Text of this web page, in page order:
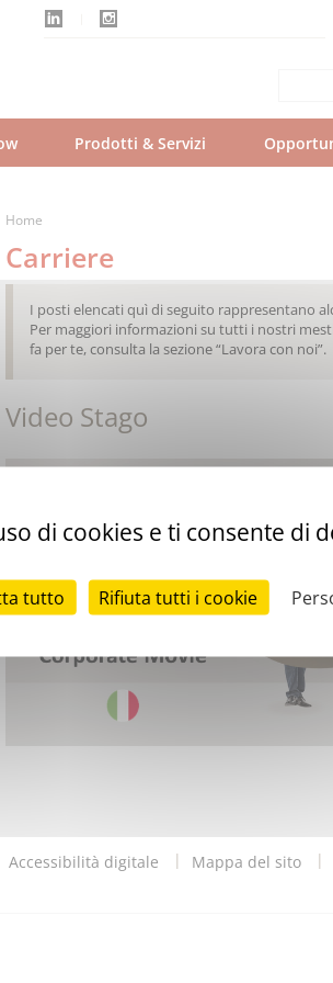
Prodotti & Servizi
Home
Carriere
I posti elencati quì di seguito rappresentano
Per maggiori informazioni su tutti i nostri
fa per te, consulta la sezione “Lavora con noi”.
Video Stago
Accessibilità digitale Mappa del sito
di cookies e ti consente di
tutto Rifiuta tutti i cookie